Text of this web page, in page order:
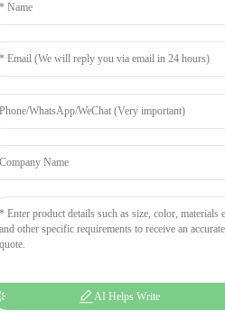
AI Helps Write